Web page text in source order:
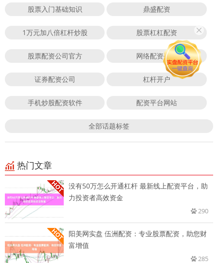
股票入门基础知识 鼎盛配资
1万元加八倍杠杆炒股 股票杠杠配资
股票配资公司官方 网络配资平台
证券配资公司 杠杆开户
手机炒股配资软件 配资平台网站
全部话题标签
热门文章
没有50万怎么开通杠杆 最新线上配资平台，助
力投资者高效资金
290
阳美网实盘 伍洲配资：专业股票配资，助您财
富增值
285